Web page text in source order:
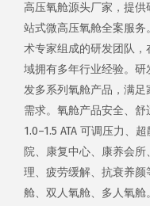
高压氧舱源头厂家，提
站式微高压氧舱全案服
术专家组成的研发团队
域拥有多年行业经验。
发多系列氧舱产品，满
需求。氧舱产品安全、舒
1.0–1.5 ATA 可调压力、
院、康复中心、康养会
理、疲劳缓解、抗衰养
舱、双人氧舱、多人氧